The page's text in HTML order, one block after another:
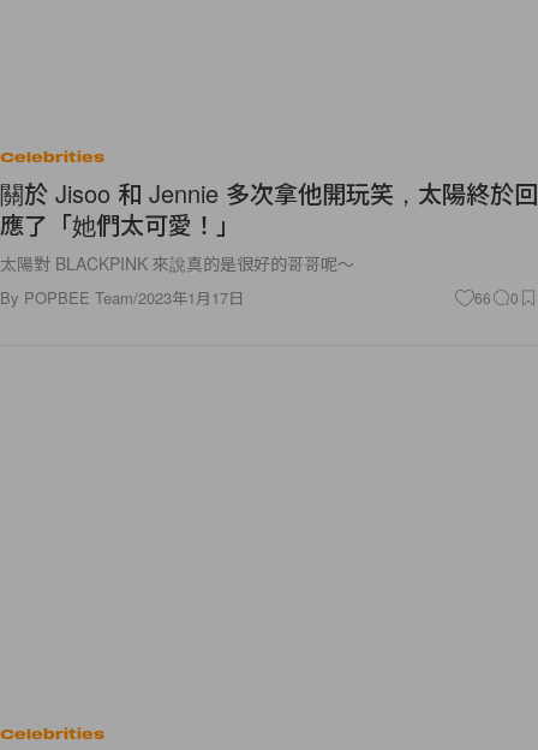
Celebrities
關於 Jisoo 和 Jennie 多次拿他開玩笑，太陽終於回
應了「她們太可愛！」
太陽對 BLACKPINK 來說真的是很好的哥哥呢～
By POPBEE Team/2023年1月17日 66 0
Celebrities